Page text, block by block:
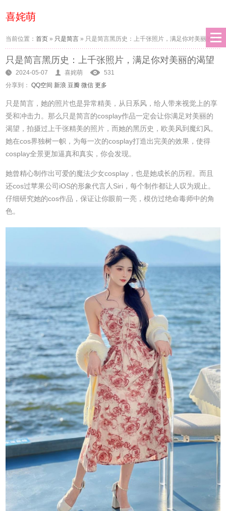
喜姹萌
当前位置：首页 » 只是简言 » 只是简言黑历史：上千张照片，满足你对美丽的渴
望
只是简言黑历史：上千张照片，满足你对美丽的渴望
2024-05-07 喜姹萌
531
分享到： QQ空间 新浪 豆瓣 微信 更多
只是简言，她的照片也是异常精美，从日系风，给人带来视觉上的享
受和冲击力。那么只是简言的cosplay作品一定会让你满足对美丽的
渴望，拍摄过上千张精美的照片，而她的黑历史，欧美风到魔幻风。
她在cos界独树一帜，为每一次的cosplay打造出完美的效果，使得
cosplay全景更加逼真和真实，你会发现。
她曾精心制作出可爱的魔法少女cosplay，也是她成长的历程。而且
还cos过苹果公司iOS的形象代言人Siri，每个制作都让人叹为观止。
仔细研究她的cos作品，保证让你眼前一亮，模仿过绝命毒师中的角
色。